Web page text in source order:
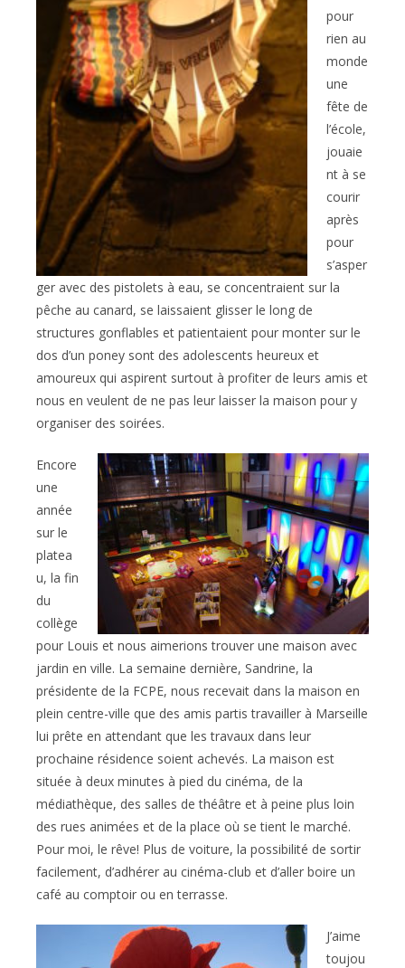
pour
rien au
monde
une
fête de
l’école,
jouaie
nt à se
courir
après
pour
s’asper
ger avec des pistolets à eau, se concentraient sur la
pêche au canard, se laissaient glisser le long de
structures gonflables et patientaient pour monter sur le
dos d’un poney sont des adolescents heureux et
amoureux qui aspirent surtout à profiter de leurs amis et
nous en veulent de ne pas leur laisser la maison pour y
organiser des soirées.
Encore
une
année
sur le
platea
u, la fin
du
collège
pour Louis et nous aimerions trouver une maison avec
jardin en ville. La semaine dernière, Sandrine, la
présidente de la FCPE, nous recevait dans la maison en
plein centre-ville que des amis partis travailler à Marseille
lui prête en attendant que les travaux dans leur
prochaine résidence soient achevés. La maison est
située à deux minutes à pied du cinéma, de la
médiathèque, des salles de théâtre et à peine plus loin
des rues animées et de la place où se tient le marché.
Pour moi, le rêve! Plus de voiture, la possibilité de sortir
facilement, d’adhérer au cinéma-club et d’aller boire un
café au comptoir ou en terrasse.
J’aime
toujou